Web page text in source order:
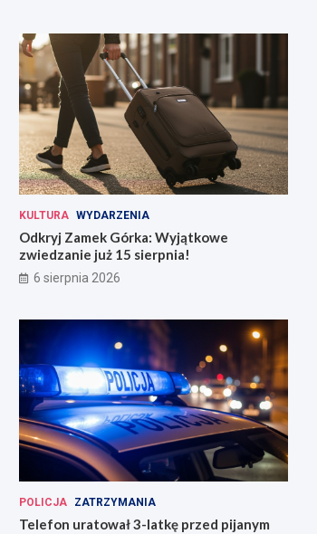
KULTURA WYDARZENIA
Odkryj Zamek Górka: Wyjątkowe
zwiedzanie już 15 sierpnia!
6 sierpnia 2026
POLICJA ZATRZYMANIA
Telefon uratował 3-latkę przed pijanym